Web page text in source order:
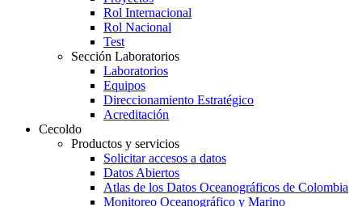
Rol Internacional
Rol Nacional
Test
Sección Laboratorios
Laboratorios
Equipos
Direccionamiento Estratégico
Acreditación
Cecoldo
Productos y servicios
Solicitar accesos a datos
Datos Abiertos
Atlas de los Datos Oceanográficos de Colombia
Monitoreo Oceanográfico y Marino